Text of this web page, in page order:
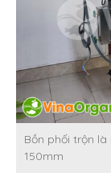
Bồn phối trộn
150mm